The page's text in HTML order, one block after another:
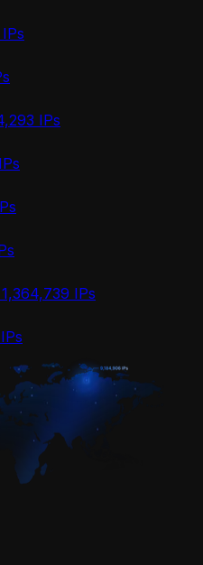
IPs
IPs
IPs
1,364,739 IPs
IPs